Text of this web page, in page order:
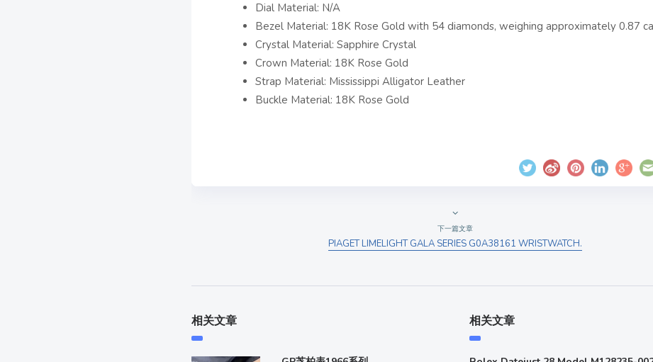
Dial Material: N/A
Bezel Material: 18K Rose Gold with 54 diamonds, weighing approximately 0.87
Crystal Material: Sapphire Crystal
Crown Material: 18K Rose Gold
Strap Material: Mississippi Alligator Leather
Buckle Material: 18K Rose Gold
下一篇文章
PIAGET LIMELIGHT GALA SERIES G0A38161 WRISTWATCH.
相关文章 相关文章